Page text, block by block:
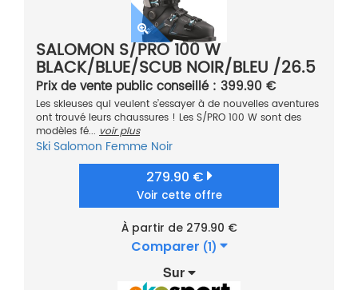
SALOMON S/PRO 100 W
BLACK/BLUE/SCUB NOIR/BLEU /26.5
2021
Prix de vente public conseillé : 399.90 €
Les skieuses qui veulent s’essayer à de nouvelles aventures
ont trouvé leurs chaussures ! Les S/PRO 100 W sont des
modèles fé... voir plus
Ski Salomon Femme Noir
279.90 €
Voir cette offre
À partir de 279.90 €
Comparer (1)
Sur